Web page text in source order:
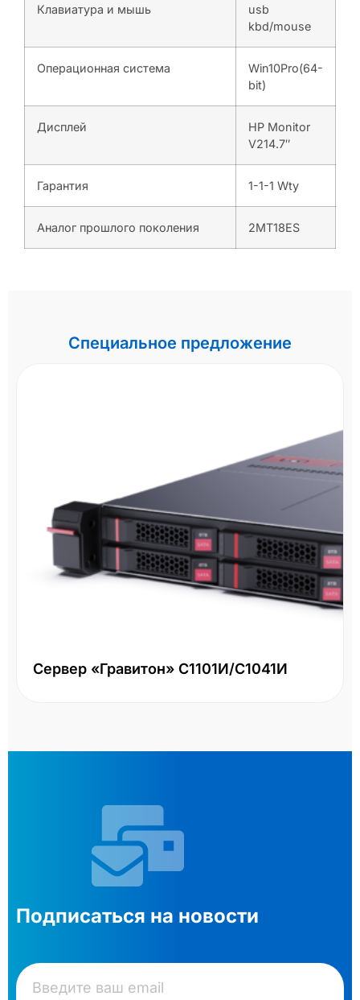
Клавиатура и мышь
usb
kbd/mouse
Операционная система
Win10Pro(64-
bit)
Дисплей
HP Monitor
V214.7″
Гарантия 1-1-1 Wty
Аналог прошлого поколения 2MT18ES
Специальное предложение
Сервер «Гравитон» С1101И/С1041И
Подписаться на новости